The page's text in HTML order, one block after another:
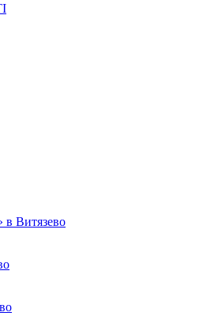
Витязево